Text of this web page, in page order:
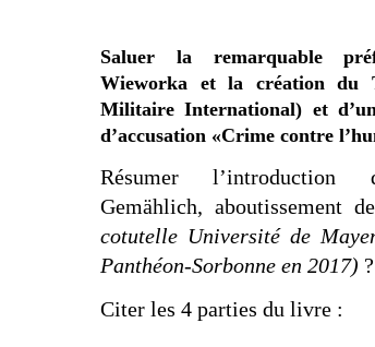
Saluer la remarquable
Wieworka et la création du
Militaire International) et
d’accusation «Crime contre
Résumer l’introduction
Gemählich, aboutissement
cotutelle Université de
Panthéon-Sorbonne en 2017) ?
Citer les 4 parties du livre :